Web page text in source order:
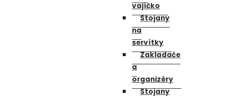
vajíčko
Stojany
na
servítky
Zakladače
a
organizéry
Stojany